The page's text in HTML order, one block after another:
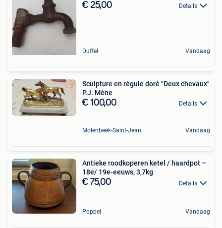
€ 25,00 Details
Duffel Vandaag
Sculpture en régule doré "Deux chevaux"
P.J. Mène
€ 100,00 Details
Molenbeek-Saint-Jean Vandaag
Antieke roodkoperen ketel / haardpot –
18e/ 19e-eeuws, 3,7kg
€ 75,00 Details
Poppel Vandaag